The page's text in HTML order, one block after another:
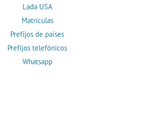
Lada USA
Matrículas
Prefijos de países
Prefijos telefónicos
Whatsapp